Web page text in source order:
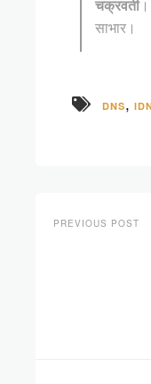
चक्रवर्ती।
साभार।
DNS,
PREVIOUS POST